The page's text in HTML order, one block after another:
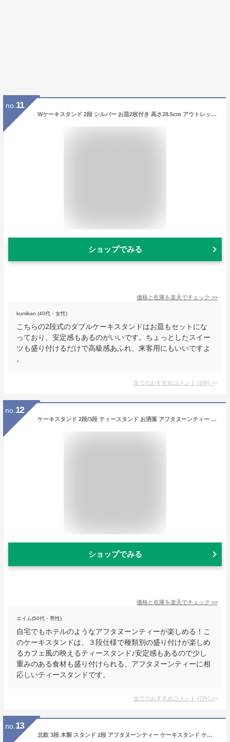
no. 11
Wケーキスタンド 2段 シルバー お皿2枚付き 高さ28.5cm アウトレット込 オードブルスタンド 2段トレイ アフタヌーンティー ドルチェ ケーキ台 クリスマスプレート
ショップでみる
価格と在庫を楽天でチェック >>
kumikan (40代・女性)
こちらの2段式のダブルケーキスタンドはお皿もセットにな
っており、安定感もあるのがいいです。ちょっとしたスイー
ツも盛り付けるだけで高級感あふれ、来客用にもいいですよ
。
全てのおすすめコメント (1件) >
no. 12
ケーキスタンド 2段/3段 ティースタンド お洒落 アフタヌーンティー カフェ風 インスタ映え お菓子 パーティー 展示用 誕生日 結婚式 北欧風 お茶会 インテリア 家庭用 送料無料
ショップでみる
価格と在庫を楽天でチェック >>
エイム(50代・男性)
自宅でもホテルのようなアフタヌーンティーが楽しめる！こ
のケーキスタンドは、３段仕様で種類別の盛り付けが楽しめ
るカフェ風の映えるティースタンド♪安定感もあるので少し
重みのある食材も盛り付けられる、アフタヌーンティーに相
応しいティースタンドです。
全てのおすすめコメント (2件) >
no. 13
北欧 3段 木製 スタンド 2段 アフタヌーンティー ケーキスタンド ケーキトレイ ティーセット 小物トレイ カフェ デザートスタンド ディスプレイトレイ ウッドプレート デザート台 アフタヌーンティー ケーキ皿